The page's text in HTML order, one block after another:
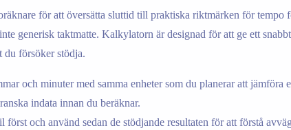
för att översätta sluttid till praktiska riktmärken för
generisk taktmatte. Kalkylatorn är designad för att ge ett
försöker stödja.
och minuter med samma enheter som du planerar att jämföra
indata innan du beräknar.
först och använd sedan de stödjande resultaten för att förstå